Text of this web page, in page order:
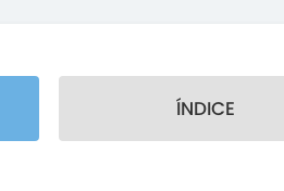
ÍNDICE